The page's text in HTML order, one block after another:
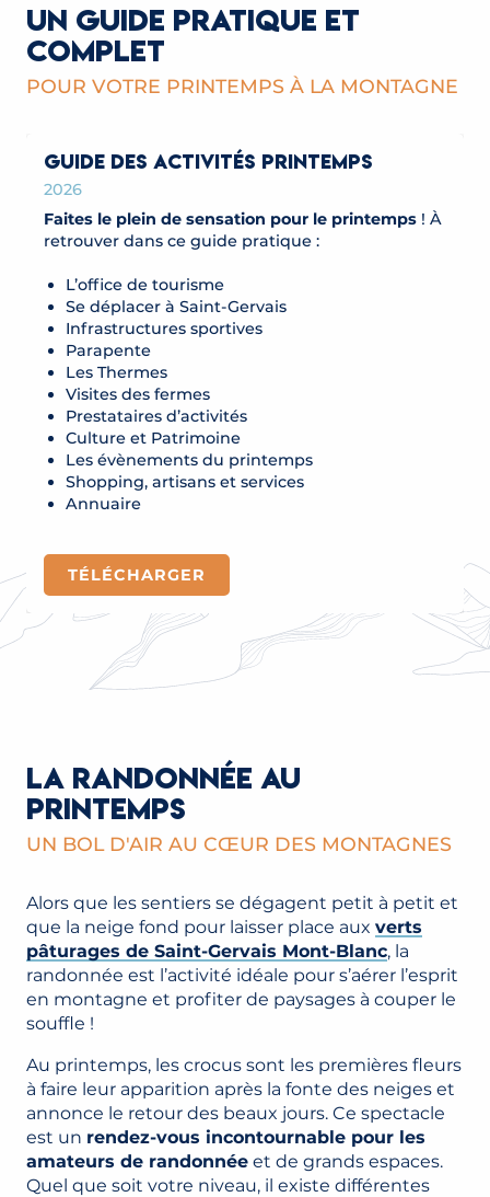
UN GUIDE PRATIQUE ET
COMPLET
POUR VOTRE PRINTEMPS À LA MONTAGNE
GUIDE DES ACTIVITÉS PRINTEMPS
2026
Faites le plein de sensation pour le printemps ! À
retrouver dans ce guide pratique :
L’office de tourisme
Se déplacer à Saint-Gervais
Infrastructures sportives
Parapente
Les Thermes
Visites des fermes
Prestataires d’activités
Culture et Patrimoine
Les évènements du printemps
Shopping, artisans et services
Annuaire
TÉLÉCHARGER
LA RANDONNÉE AU
PRINTEMPS
UN BOL D'AIR AU CŒUR DES MONTAGNES
Alors que les sentiers se dégagent petit à petit et
que la neige fond pour laisser place aux verts
pâturages de Saint-Gervais Mont-Blanc, la
randonnée est l’activité idéale pour s’aérer l’esprit
en montagne et profiter de paysages à couper le
souffle !
Au printemps, les crocus sont les premières fleurs
à faire leur apparition après la fonte des neiges et
annonce le retour des beaux jours. Ce spectacle
est un rendez-vous incontournable pour les
amateurs de randonnée et de grands espaces.
Quel que soit votre niveau, il existe différentes